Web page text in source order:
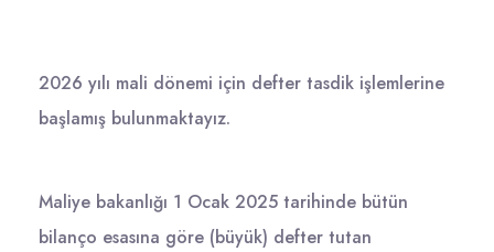
2026 yılı mali dönemi için defter tasdik işlemlerine
başlamış bulunmaktayız.
Maliye bakanlığı 1 Ocak 2025 tarihinde bütün
bilanço esasına göre (büyük) defter tutan